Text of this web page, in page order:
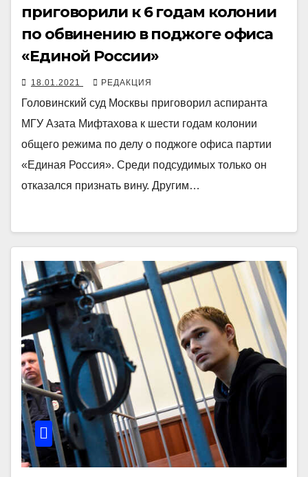
приговорили к 6 годам колонии
по обвинению в поджоге офиса
«Единой России»
18.01.2021 РЕДАКЦИЯ
Головинский суд Москвы приговорил аспиранта
МГУ Азата Мифтахова к шести годам колонии
общего режима по делу о поджоге офиса партии
«Единая Россия». Среди подсудимых только он
отказался признать вину. Другим…